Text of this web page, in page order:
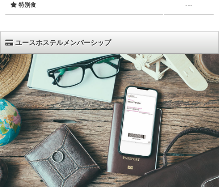
特別食 ---
ユースホステルメンバーシップ